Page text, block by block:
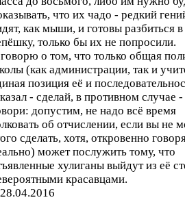
что их чадо - редкий
как мыши, и готовы разбиться в
только бы их не попросили.
о том, что только общая
(как администрации, так и
позиция её и
- сделай, в противном случае
допустим, не надо всё время
об отчислении, если вы не
сделать, хотя, откровенно
может послужить тому, что
хулиганы выйдут из её
красавцами.
28.04.2016